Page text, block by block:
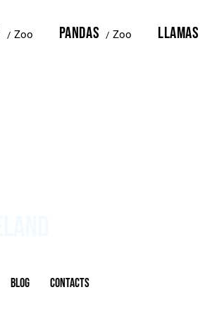
Zoo Zoo
PANDAS LLAMAS
BLOG CONTACTS